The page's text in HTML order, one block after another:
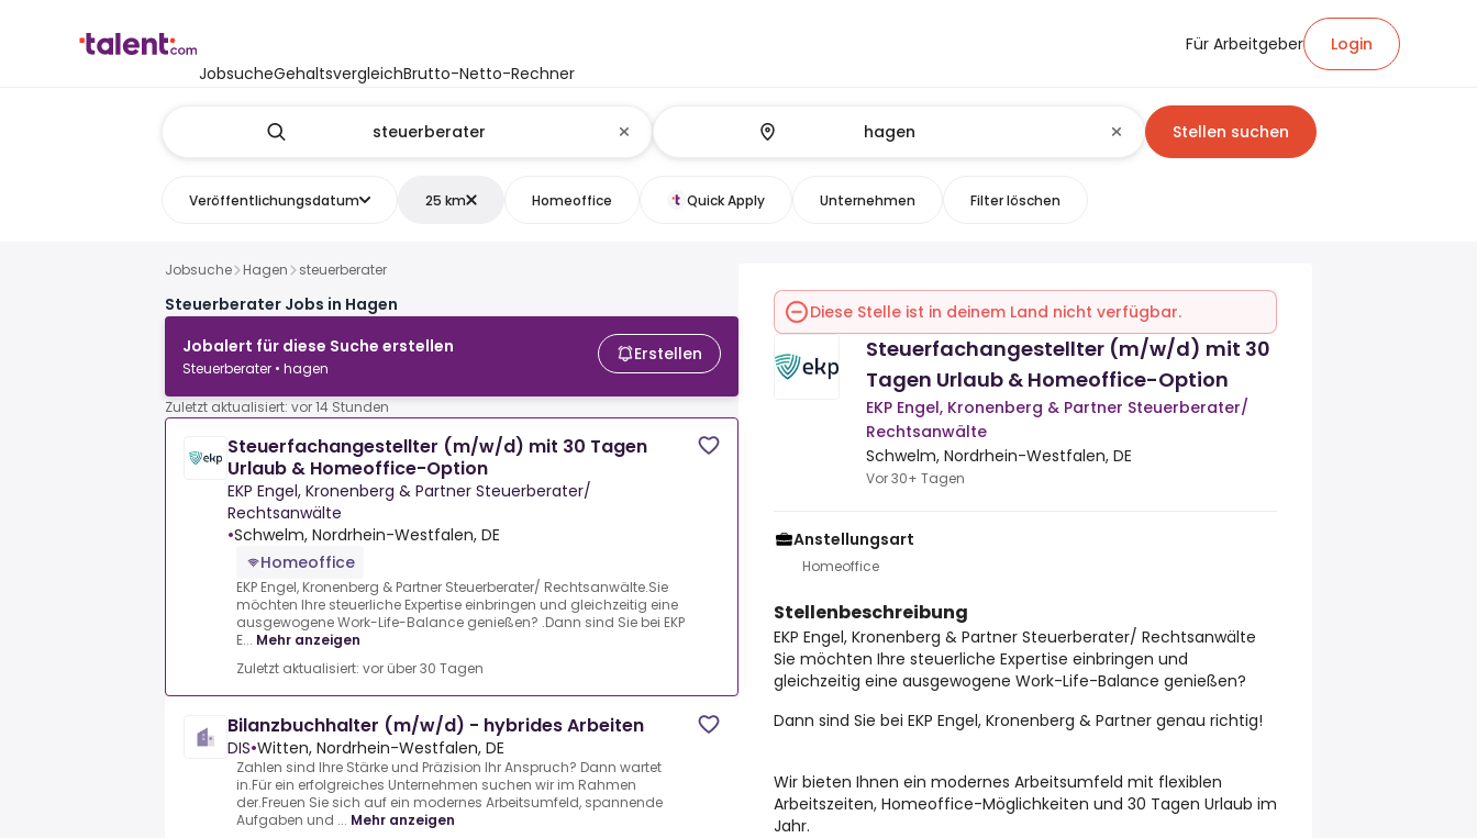
JobsucheGehaltsvergleichBrutto-Netto-Rechner
Für Arbeitgeber Login
Stellen suchen
Veröffentlichungsdatum 25 km Homeoffice Quick Apply Unternehmen Filter löschen
Jobsuche Hagen steuerberater
Steuerberater Jobs in Hagen
Jobalert für diese Suche erstellen
Steuerberater • hagen
Erstellen
Zuletzt aktualisiert: vor 14 Stunden
Steuerfachangestellter (m/w/d) mit 30 Tagen
Urlaub & Homeoffice-Option
EKP Engel, Kronenberg & Partner Steuerberater/
Rechtsanwälte
•Schwelm, Nordrhein-Westfalen, DE
Homeoffice
EKP Engel, Kronenberg & Partner Steuerberater/ Rechtsanwälte.Sie
möchten Ihre steuerliche Expertise einbringen und gleichzeitig eine
ausgewogene Work-Life-Balance genießen? .Dann sind Sie bei EKP
E... Mehr anzeigen
Zuletzt aktualisiert: vor über 30 Tagen
Bilanzbuchhalter (m/w/d) - hybrides Arbeiten
DIS•Witten, Nordrhein-Westfalen, DE
Zahlen sind Ihre Stärke und Präzision Ihr Anspruch? Dann wartet
in.Für ein erfolgreiches Unternehmen suchen wir im Rahmen
der.Freuen Sie sich auf ein modernes Arbeitsumfeld, spannende
Aufgaben und ... Mehr anzeigen
Diese Stelle ist in deinem Land nicht verfügbar.
Steuerfachangestellter (m/w/d) mit 30
Tagen Urlaub & Homeoffice-Option
EKP Engel, Kronenberg & Partner Steuerberater/
Rechtsanwälte
Schwelm, Nordrhein-Westfalen, DE
Vor 30+ Tagen
Anstellungsart
Homeoffice
Stellenbeschreibung
EKP Engel, Kronenberg & Partner Steuerberater/ Rechtsanwälte
Sie möchten Ihre steuerliche Expertise einbringen und
gleichzeitig eine ausgewogene Work-Life-Balance genießen?
Dann sind Sie bei EKP Engel, Kronenberg & Partner genau richtig!
Wir bieten Ihnen ein modernes Arbeitsumfeld mit flexiblen
Arbeitszeiten, Homeoffice-Möglichkeiten und 30 Tagen Urlaub im
Jahr.